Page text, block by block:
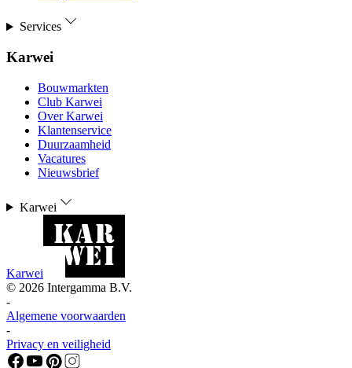
Services
Karwei
Bouwmarkten
Club Karwei
Over Karwei
Klantenservice
Duurzaamheid
Vacatures
Nieuwsbrief
Karwei
Karwei
© 2026 Intergamma B.V.
-
Algemene voorwaarden
-
Privacy en veiligheid